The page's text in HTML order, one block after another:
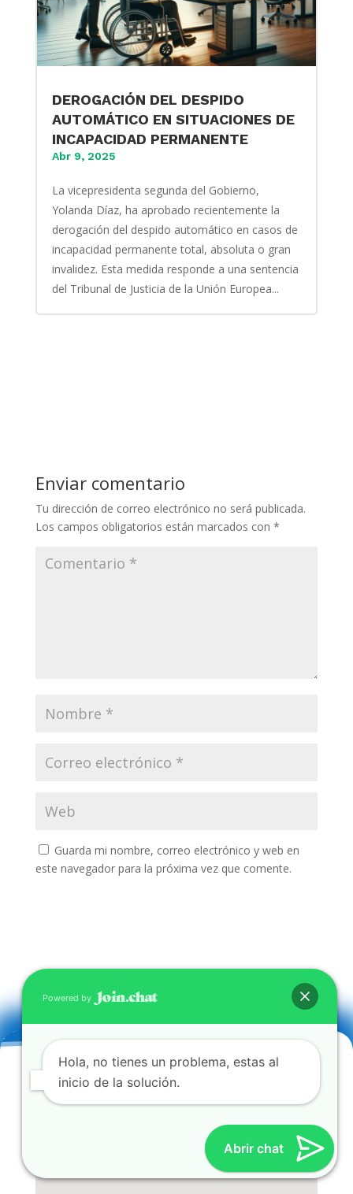
DEROGACIÓN DEL DESPIDO
AUTOMÁTICO EN SITUACIONES DE
INCAPACIDAD PERMANENTE
Abr 9, 2025
La vicepresidenta segunda del Gobierno,
Yolanda Díaz, ha aprobado recientemente la
derogación del despido automático en casos de
incapacidad permanente total, absoluta o gran
invalidez. Esta medida responde a una sentencia
del Tribunal de Justicia de la Unión Europea...
Enviar comentario
Tu dirección de correo electrónico no será publicada.
Los campos obligatorios están marcados con *
Guarda mi nombre, correo electrónico y web en
este navegador para la próxima vez que comente.
Powered by
Hola, no tienes un problema, estas al
inicio de la solución.
Abrir chat